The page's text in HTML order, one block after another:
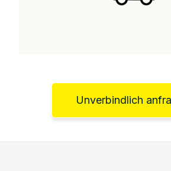
Unverbindlich